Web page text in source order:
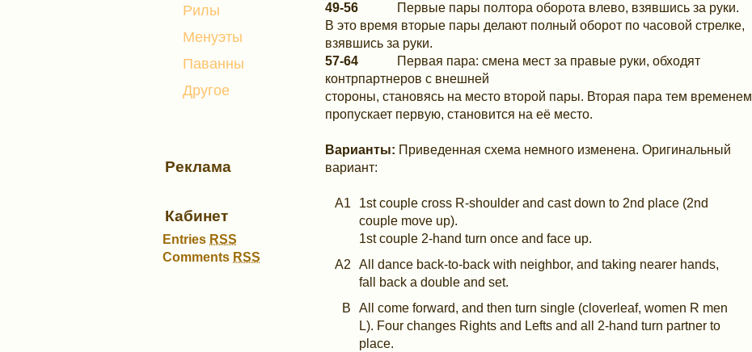
Рилы
Менуэты
Паванны
Другое
Реклама
Кабинет
Entries RSS
Comments RSS
49-56 Первые пары полтора оборота влево, взявшись за руки.
В это время вторые пары делают полный оборот по часовой стрелке,
взявшись за руки.
57-64 Первая пара: смена мест за правые руки, обходят
контрпартнеров с внешней
стороны, становясь на место второй пары. Вторая пара тем временем
пропускает первую, становится на её место.
Варианты: Приведенная схема немного изменена. Оригинальный
вариант:
A1
1st couple cross R-shoulder and cast down to 2nd place (2nd
couple move up).
1st couple 2-hand turn once and face up.
A2
All dance back-to-back with neighbor, and taking nearer hands,
fall back a double and set.
B
All come forward, and then turn single (cloverleaf, women R men
L). Four changes Rights and Lefts and all 2-hand turn partner to
place.